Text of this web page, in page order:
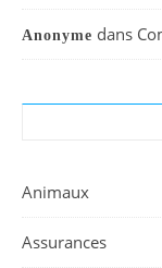
Anonyme dans
Animaux
Assurances